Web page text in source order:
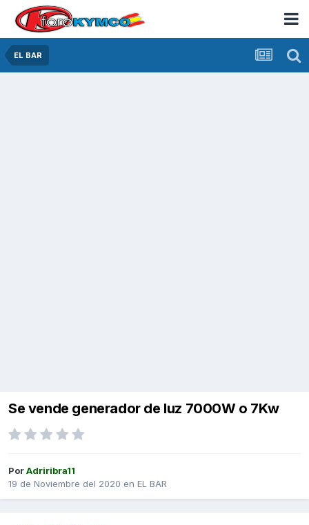
EL BAR
Se vende generador de luz 7000W o 7Kw
PorAdriribra11
19 de Noviembre del 2020 en EL BAR